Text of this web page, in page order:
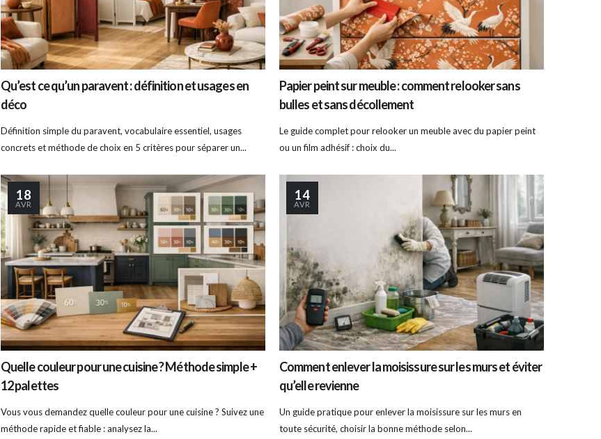
Qu’est ce qu’un paravent : définition et usages en
déco
Définition simple du paravent, vocabulaire essentiel, usages
concrets et méthode de choix en 5 critères pour séparer un...
Papier peint sur meuble : comment relooker sans
bulles et sans décollement
Le guide complet pour relooker un meuble avec du papier peint
ou un film adhésif : choix du...
18
AVR
Quelle couleur pour une cuisine ? Méthode simple +
12 palettes
Vous vous demandez quelle couleur pour une cuisine ? Suivez une
méthode rapide et fiable : analysez la...
14
AVR
Comment enlever la moisissure sur les murs et éviter
qu’elle revienne
Un guide pratique pour enlever la moisissure sur les murs en
toute sécurité, choisir la bonne méthode selon...